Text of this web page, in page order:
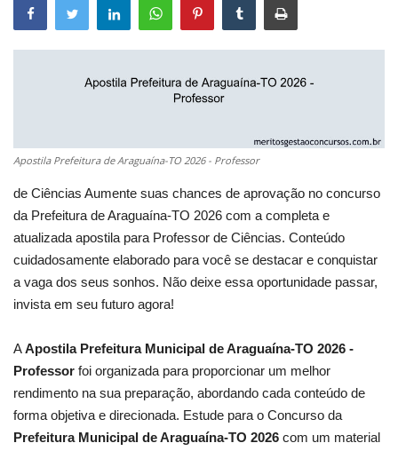
Apostila Prefeitura de Araguaína-TO 2026 - Professor
de Ciências Aumente suas chances de aprovação no concurso
da Prefeitura de Araguaína-TO 2026 com a completa e
atualizada apostila para Professor de Ciências. Conteúdo
cuidadosamente elaborado para você se destacar e conquistar
a vaga dos seus sonhos. Não deixe essa oportunidade passar,
invista em seu futuro agora!
AApostila Prefeitura Municipal de Araguaína-TO 2026 -
Professor foi organizada para proporcionar um melhor
rendimento na sua preparação, abordando cada conteúdo de
forma objetiva e direcionada. Estude para o Concurso da
Prefeitura Municipal de Araguaína-TO 2026 com um material